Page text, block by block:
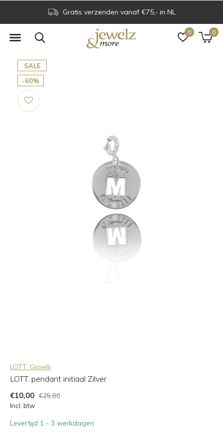
0 0
Gratis verzenden vanaf €75,- in NL
SALE
-60%
LOTT. Gioielli
LOTT. pendant initiaal Zilver
€10,00 €25,00
Incl. btw
Levertijd 1 - 3 werkdagen